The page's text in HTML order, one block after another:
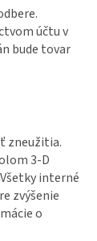
účtu v
bude tovar
zneužitia.
3-D
interné
zvýšenie
o